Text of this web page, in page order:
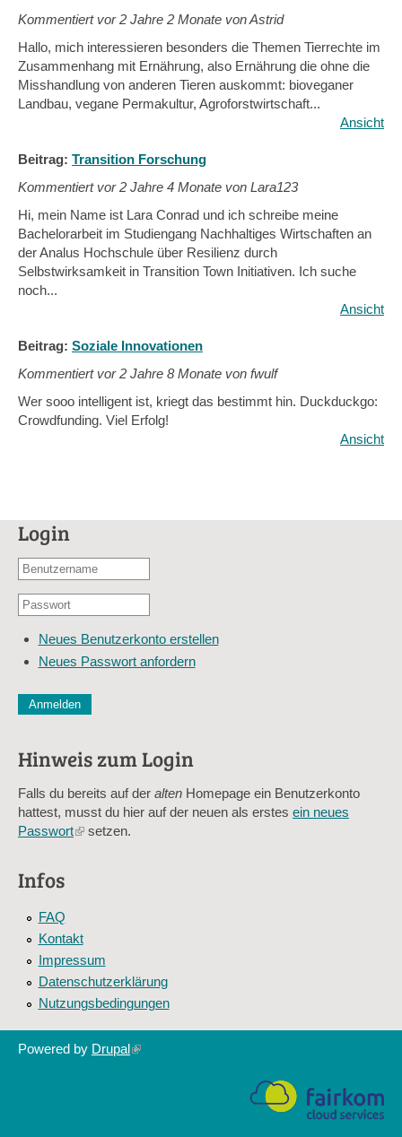
Kommentiert vor2 Jahre 2 Monate von Astrid
Hallo, mich interessieren besonders die Themen Tierrechte im
Zusammenhang mit Ernährung, also Ernährung die ohne die
Misshandlung von anderen Tieren auskommt: bioveganer
Landbau, vegane Permakultur, Agroforstwirtschaft...
Ansicht
Beitrag: Transition Forschung
Kommentiert vor2 Jahre 4 Monate von Lara123
Hi, mein Name ist Lara Conrad und ich schreibe meine
Bachelorarbeit im Studiengang Nachhaltiges Wirtschaften an
der Analus Hochschule über Resilienz durch
Selbstwirksamkeit in Transition Town Initiativen. Ich suche
noch...
Ansicht
Beitrag: Soziale Innovationen
Kommentiert vor2 Jahre 8 Monate von fwulf
Wer sooo intelligent ist, kriegt das bestimmt hin. Duckduckgo:
Crowdfunding. Viel Erfolg!
Ansicht
Login
Benutzername
E-
Adresse
Passwort
Neues Benutzerkonto erstellen
Neues Passwort anfordern
Diese Sicherheitsfrage überprüft, ob Sie ein menschlicher
Sag mir nicht, wie viele Sternlein stehen
Hinweis zum Login
Falls du bereits auf der alten Homepage ein Benutzerkonto
hattest, musst du hier auf der neuen als erstes ein neues
Passwort(linksetzen.
Infos
FAQ
Kontakt
Impressum
Datenschutzerklärung
Nutzungsbedingungen
Powered by Drupal(link